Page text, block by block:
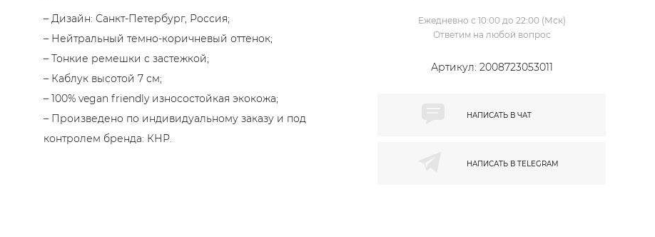
– Дизайн: Санкт-Петербург, Россия;
– Нейтральный темно-коричневый оттенок;
– Тонкие ремешки с застежкой;
– Каблук высотой 7 см;
– 100% vegan friendly износостойкая экокожа;
– Произведено по индивидуальному заказу и под
контролем бренда: КНР.
Ежедневно с 10:00 до 22:00 (Мск)
Ответим на любой вопрос
Артикул: 2008723053011
НАПИСАТЬ В ЧАТ
НАПИСАТЬ В TELEGRAM